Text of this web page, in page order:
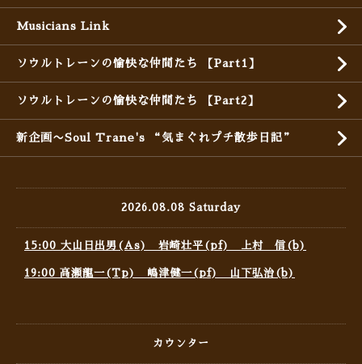
Musicians Link
ソウルトレーンの愉快な仲間たち 【Part1】
ソウルトレーンの愉快な仲間たち 【Part2】
新企画〜Soul Trane's “気まぐれプチ散歩日記”
2026.08.08 Saturday
15:00 大山日出男(As) 岩崎壮平(pf) 上村 信(b)
19:00 高瀬龍一(Tp) 嶋津健一(pf) 山下弘治(b)
カウンター